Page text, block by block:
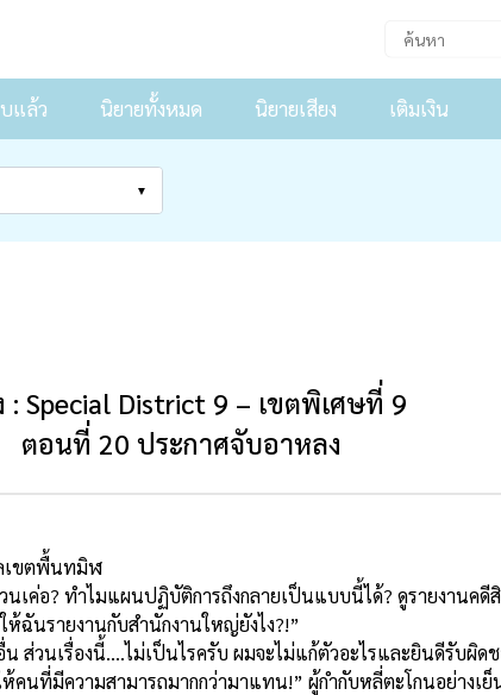
แล้ว นิยายทั้งหมด นิยายเสียง เติมเงิน
: Special District 9 – เขตพิเศษที่ 9
ตอนที่ 20 ประกาศจับอาหลง
เขตพื้นทมิฬ
นเค่อ? ทำไมแผนปฏิบัติการถึงกลายเป็นแบบนี้ได้? ดูรายงานค
ฉันรายงานกับสำนักงานใหญ่ยังไง?!”
ส่วนเรื่องนี้....ไม่เป็นไรครับ ผมจะไม่แก้ตัวอะไรและยินดีรับผิ
คนที่มีความสามารถมากกว่ามาแทน!” ผู้กำกับหลี่ตะโกนอย่างเย็